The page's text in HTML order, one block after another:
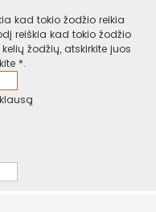
kad tokio žodžio reikia
reiškia kad tokio žodžio
žodžių, atskirkite juos
*.